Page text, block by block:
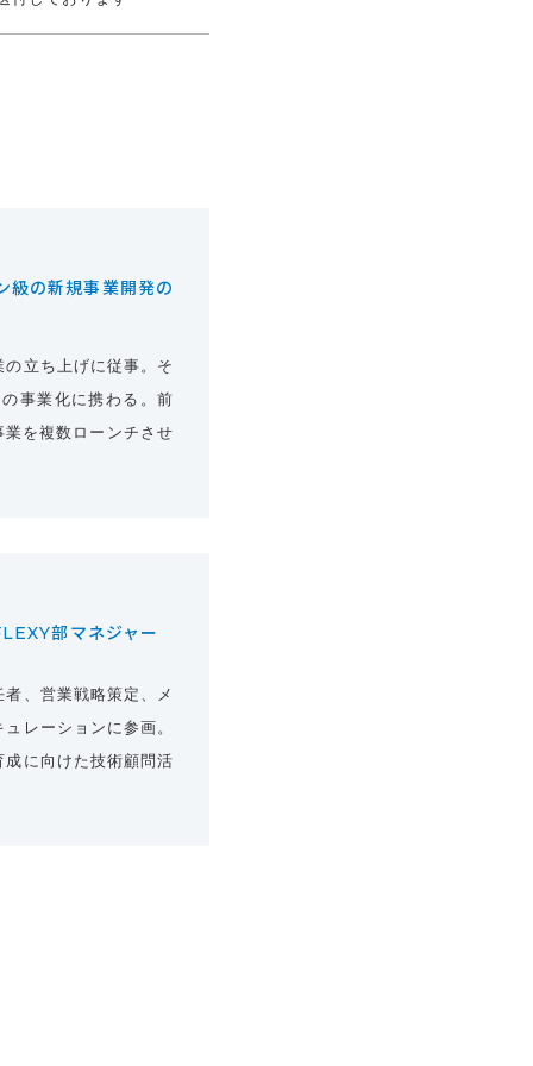
級の新規事業開発の
立ち上げに従事。そ
事業化に携わる。前
を複数ローンチさせ
部マネジャー
、営業戦略策定、メ
レーションに参画。
に向けた技術顧問活